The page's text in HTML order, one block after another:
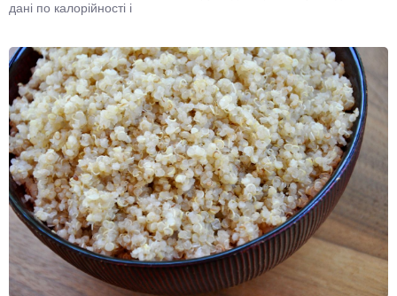
дані по калорійності і